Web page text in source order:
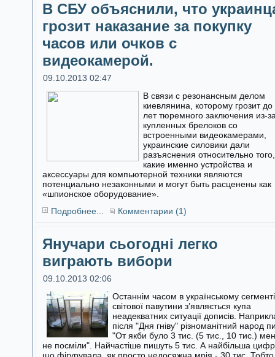
В СБУ объяснили, что
грозит наказание за покупку
часов или очков с
видеокамерой.
09.10.2013 02:47
В связи с резонансным делом
киевлянина, которому грозит до
лет тюремного заключения из-
купленных брелоков со
встроенными видеокамерами,
украинские силовики дали
разъяснения относительно того,
какие именно устройства и
аксессуары для компьютерной техники являются
потенциально незаконными и могут быть расценены как
«шпионское оборудование».
Подробнее...
Комментарии (1)
Янучари сьогодні легко
виграють вибори
09.10.2013 02:06
Останнім часом в українському сегменті
світової павутини з’являється купа
неадекватних ситуації дописів.
після "Дня гніву" різноманітний народ
"От якби було 3 тис. (5 тис., 10 тис.)
не посміли". Найчастіше пишуть 5 тис. А найбільша